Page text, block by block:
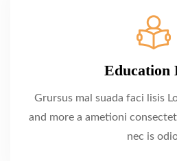
Education
Grursus mal suada faci lisis
and more a ametioni
nec is